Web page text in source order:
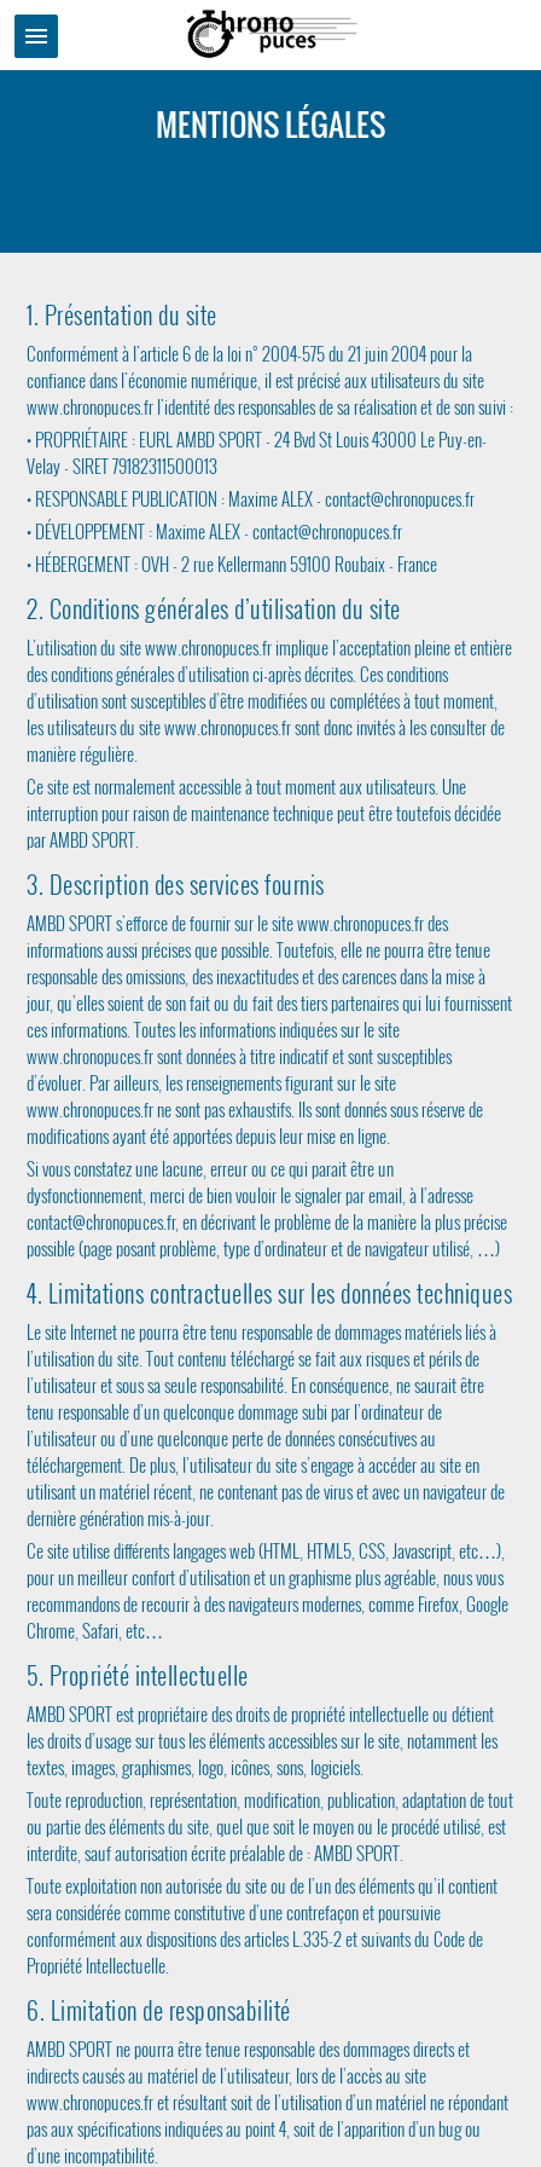
menu
MENTIONS LÉGALES
1. Présentation du site
Conformément à l'article 6 de la loi n° 2004-575 du 21 juin 2004 pour la
confiance dans l'économie numérique, il est précisé aux utilisateurs du site
www.chronopuces.fr l'identité des responsables de sa réalisation et de son suivi :
• PROPRIÉTAIRE : EURL AMBD SPORT - 24 Bvd St Louis 43000 Le Puy-en-
Velay - SIRET 79182311500013
• RESPONSABLE PUBLICATION : Maxime ALEX - contact@chronopuces.fr
• DÉVELOPPEMENT : Maxime ALEX - contact@chronopuces.fr
• HÉBERGEMENT : OVH - 2 rue Kellermann 59100 Roubaix - France
2. Conditions générales d’utilisation du site
L’utilisation du site www.chronopuces.fr implique l’acceptation pleine et entière
des conditions générales d’utilisation ci-après décrites. Ces conditions
d’utilisation sont susceptibles d’être modifiées ou complétées à tout moment,
les utilisateurs du site www.chronopuces.fr sont donc invités à les consulter de
manière régulière.
Ce site est normalement accessible à tout moment aux utilisateurs. Une
interruption pour raison de maintenance technique peut être toutefois décidée
par AMBD SPORT.
3. Description des services fournis
AMBD SPORT s'efforce de fournir sur le site www.chronopuces.fr des
informations aussi précises que possible. Toutefois, elle ne pourra être tenue
responsable des omissions, des inexactitudes et des carences dans la mise à
jour, qu’elles soient de son fait ou du fait des tiers partenaires qui lui fournissent
ces informations. Toutes les informations indiquées sur le site
www.chronopuces.fr sont données à titre indicatif et sont susceptibles
d’évoluer. Par ailleurs, les renseignements figurant sur le site
www.chronopuces.fr ne sont pas exhaustifs. Ils sont donnés sous réserve de
modifications ayant été apportées depuis leur mise en ligne.
Si vous constatez une lacune, erreur ou ce qui parait être un
dysfonctionnement, merci de bien vouloir le signaler par email, à l’adresse
contact@chronopuces.fr, en décrivant le problème de la manière la plus précise
possible (page posant problème, type d’ordinateur et de navigateur utilisé, …)
4. Limitations contractuelles sur les données techniques
Le site Internet ne pourra être tenu responsable de dommages matériels liés à
l’utilisation du site. Tout contenu téléchargé se fait aux risques et périls de
l’utilisateur et sous sa seule responsabilité. En conséquence, ne saurait être
tenu responsable d’un quelconque dommage subi par l’ordinateur de
l’utilisateur ou d’une quelconque perte de données consécutives au
téléchargement. De plus, l’utilisateur du site s’engage à accéder au site en
utilisant un matériel récent, ne contenant pas de virus et avec un navigateur de
dernière génération mis-à-jour.
Ce site utilise différents langages web (HTML, HTML5, CSS, Javascript, etc…),
pour un meilleur confort d’utilisation et un graphisme plus agréable, nous vous
recommandons de recourir à des navigateurs modernes, comme Firefox, Google
Chrome, Safari, etc…
5. Propriété intellectuelle
AMBD SPORT est propriétaire des droits de propriété intellectuelle ou détient
les droits d’usage sur tous les éléments accessibles sur le site, notamment les
textes, images, graphismes, logo, icônes, sons, logiciels.
Toute reproduction, représentation, modification, publication, adaptation de tout
ou partie des éléments du site, quel que soit le moyen ou le procédé utilisé, est
interdite, sauf autorisation écrite préalable de : AMBD SPORT.
Toute exploitation non autorisée du site ou de l’un des éléments qu’il contient
sera considérée comme constitutive d’une contrefaçon et poursuivie
conformément aux dispositions des articles L.335-2 et suivants du Code de
Propriété Intellectuelle.
6. Limitation de responsabilité
AMBD SPORT ne pourra être tenue responsable des dommages directs et
indirects causés au matériel de l’utilisateur, lors de l’accès au site
www.chronopuces.fr et résultant soit de l’utilisation d’un matériel ne répondant
pas aux spécifications indiquées au point 4, soit de l’apparition d’un bug ou
d’une incompatibilité.